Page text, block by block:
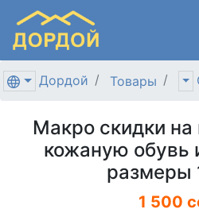
Дордой Товары
Макро скидки
кожаную обувь
размеры
1 500